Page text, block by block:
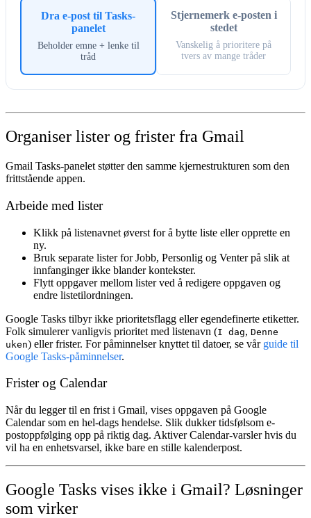
Dra e-post til Tasks-
panelet
Beholder emne + lenke til
tråd
Stjernemerk e-posten i
stedet
Vanskelig å prioritere på
tvers av mange tråder
Organiser lister og frister fra Gmail
Gmail Tasks-panelet støtter den samme kjernestrukturen som den
frittstående appen.
Arbeide med lister
Klikk på listenavnet øverst for å bytte liste eller opprette en
ny.
Bruk separate lister forJobb, Personlig og Venter på slik at
innfanginger ikke blander kontekster.
Flytt oppgaver mellom lister ved å redigere oppgaven og
endre listetilordningen.
Google Tasks tilbyr ikke prioritetsflagg eller egendefinerte etiketter.
Folk simulerer vanligvis prioritet med listenavn (I dag, Denne
uken) eller frister. For påminnelser knyttet til datoer, se vår guide til
Google Tasks-påminnelser.
Frister og Calendar
Når du legger til en frist i Gmail, vises oppgaven på Google
Calendar som en hel-dags hendelse. Slik dukker tidsfølsom e-
postoppfølging opp på riktig dag. Aktiver Calendar-varsler hvis du
vil ha en enhetsvarsel, ikke bare en stille kalenderpost.
Google Tasks vises ikke i Gmail? Løsninger
som virker